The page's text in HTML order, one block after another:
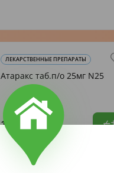
ЛЕКАРСТВЕННЫЕ ПРЕПАРАТЫ
Атаракс таб.п/о 25мг N25
131